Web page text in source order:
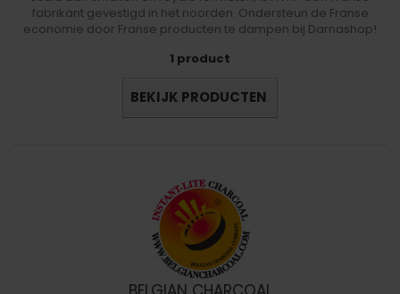
fabrikant gevestigd in het noorden. Ondersteun de Franse
economie door Franse producten te dampen bij Darnashop!
1 product
BEKIJK PRODUCTEN